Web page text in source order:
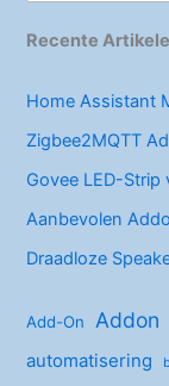
Recente
Home Assistant
Zigbee2MQTT
Govee LED-Strip
Aanbevolen
Draadloze
Add-On Addon
automatisering